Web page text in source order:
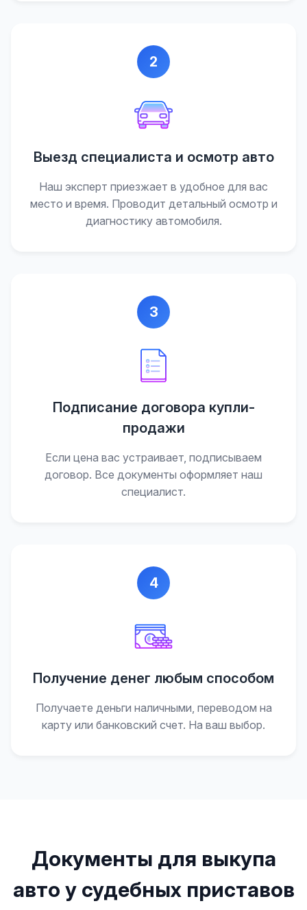
2
Выезд специалиста и осмотр авто
Наш эксперт приезжает в удобное для вас
место и время. Проводит детальный осмотр и
диагностику автомобиля.
3
Подписание договора купли-
продажи
Если цена вас устраивает, подписываем
договор. Все документы оформляет наш
специалист.
4
Получение денег любым способом
Получаете деньги наличными, переводом на
карту или банковский счет. На ваш выбор.
Документы для выкупа
авто у судебных приставов